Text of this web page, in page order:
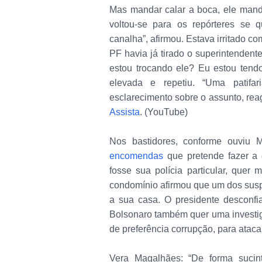
Mas mandar calar a boca, ele
voltou-se para os repórteres se
canalha”, afirmou. Estava irritado
PF havia já tirado o
estou trocando ele? Eu estou
elevada e repetiu. “Uma
esclarecimento sobre o assunto,
Assista. (YouTube)
Nos bastidores, conforme ouviu
encomendas que pretende fazer a
fosse sua polícia particular, quer
condomínio afirmou que um dos
a sua casa. O presidente
Bolsonaro também quer uma
de preferência corrupção, para
Vera Magalhães: “De forma